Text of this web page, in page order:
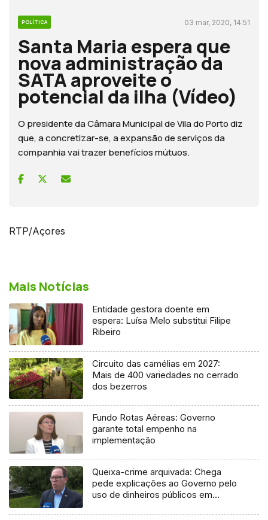
POLÍTICA 03 mar, 2020, 14:51
Santa Maria espera que
nova administração da
SATA aproveite o
potencial da ilha (Vídeo)
O presidente da Câmara Municipal de Vila do Porto diz
que, a concretizar-se, a expansão de serviços da
companhia vai trazer benefícios mútuos.
RTP/Açores
Mais Notícias
Entidade gestora doente em
espera: Luísa Melo substitui Filipe
Ribeiro
Circuito das camélias em 2027:
Mais de 400 variedades no cerrado
dos bezerros
Fundo Rotas Aéreas: Governo
garante total empenho na
implementação
Queixa-crime arquivada: Chega
pede explicações ao Governo pelo
uso de dinheiros públicos em